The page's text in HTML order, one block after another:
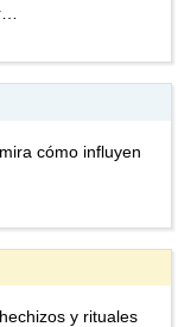
cómo influyen
y rituales